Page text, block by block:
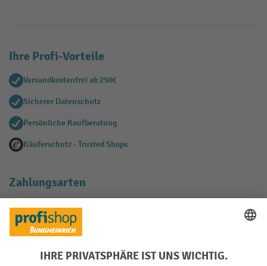
Ihre Profi-Vorteile
Versandkostenfrei ab 250€
Sicherer Datenschutz
Persönliche Kaufberatung
Käuferschutz - Trusted Shops
Zahlungsarten
Creditcard (Master)